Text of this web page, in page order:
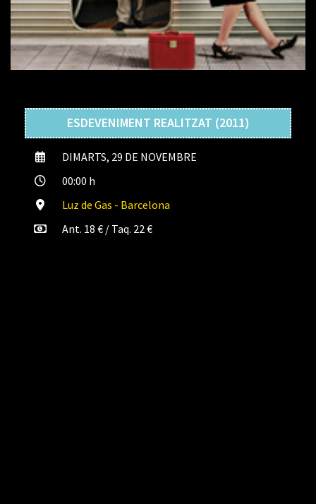
ESDEVENIMENT REALITZAT (2011)
DIMARTS, 29 DE NOVEMBRE
00:00 h
Luz de Gas - Barcelona
Ant. 18 € / Taq. 22 €